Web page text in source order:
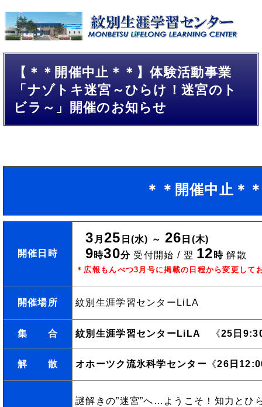
【＊＊開催中止＊＊】体験活動事業
「ナゾトキ迷宮～ひらけ！迷宮のト
ビラ～」開催のお知らせ
＊＊開催中止＊
開催日時
3 月 25 日(水) ～ 26 日(木)
9時30分 受付開始 / 翌 12 時 解散
＊広報もんべつ3月号に掲載の日程から変更して
開催場所 紋別生涯学習センターLiLA
集 合 紋別生涯学習センターLiLA 《25日
解 散 オホーツク流氷科学センター 《26日
謎解きの”迷宮”へ…ようこそ！知力とひ